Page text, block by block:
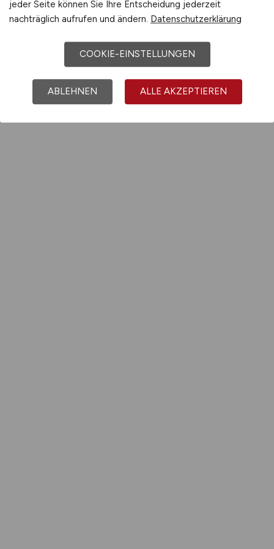
jeder Seite können Sie Ihre Entscheidung jederzeit
nachträglich aufrufen und ändern. Datenschutzerklärung
COOKIE-EINSTELLUNGEN
ABLEHNEN ALLE AKZEPTIEREN